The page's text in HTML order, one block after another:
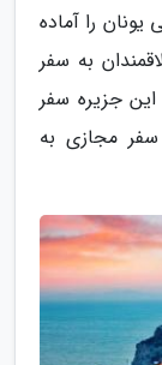
را آماده
به سفر
این جزیره سفر
سفر مجازی به